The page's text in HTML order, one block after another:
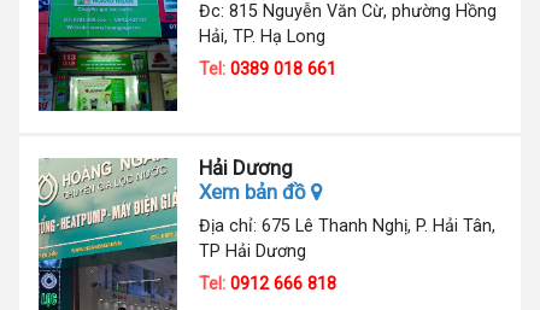
Đc: 815 Nguyễn Văn Cừ, phường Hồng
Hải, TP. Hạ Long
Tel:0389 018 661
Hải Dương
Xem bản đồ
Địa chỉ: 675 Lê Thanh Nghị, P. Hải Tân,
TP Hải Dương
Tel:0912 666 818